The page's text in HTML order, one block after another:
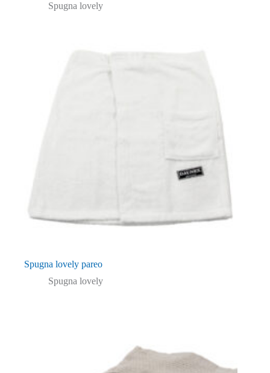
Spugna lovely
Spugna lovely pareo
Spugna lovely